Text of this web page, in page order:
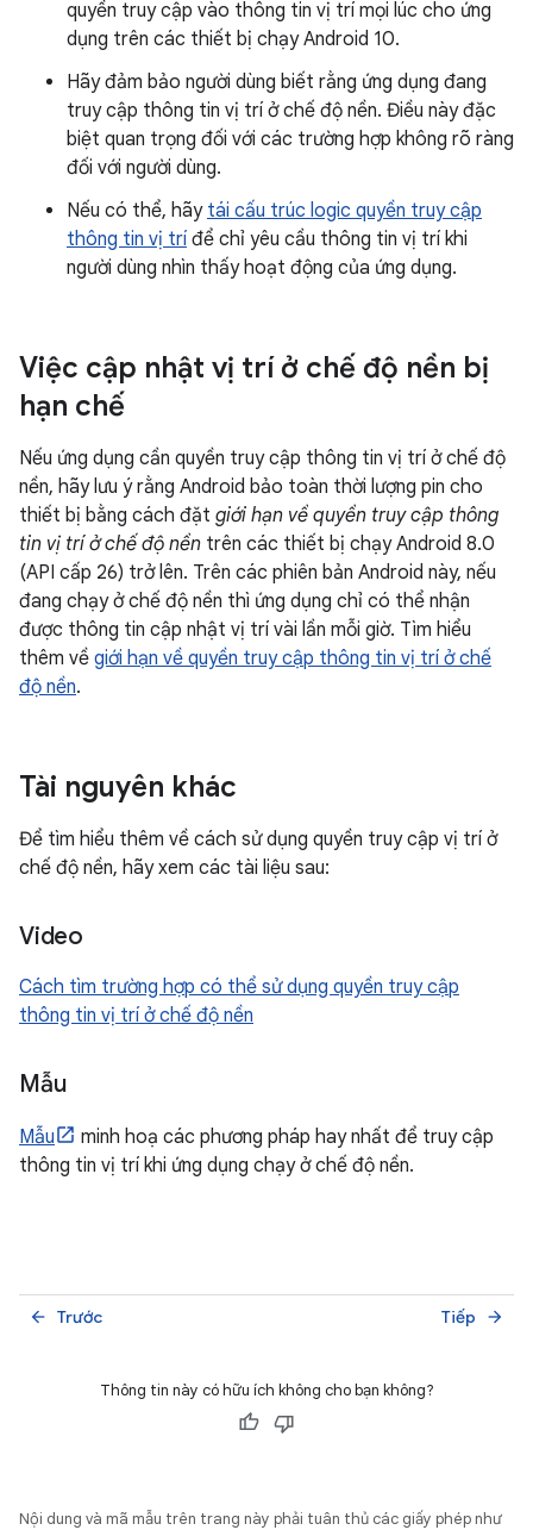
quyền truy cập vào thông tin vị trí mọi lúc cho ứng
dụng trên các thiết bị chạy Android 10.
Hãy đảm bảo người dùng biết rằng ứng dụng đang
truy cập thông tin vị trí ở chế độ nền. Điều này đặc
biệt quan trọng đối với các trường hợp không rõ ràng
đối với người dùng.
Nếu có thể, hãy tái cấu trúc logic quyền truy cập
thông tin vị trí để chỉ yêu cầu thông tin vị trí khi
người dùng nhìn thấy hoạt động của ứng dụng.
Việc cập nhật vị trí ở chế độ nền bị
hạn chế
Nếu ứng dụng cần quyền truy cập thông tin vị trí ở chế độ
nền, hãy lưu ý rằng Android bảo toàn thời lượng pin cho
thiết bị bằng cách đặt giới hạn về quyền truy cập thông
tin vị trí ở chế độ nền trên các thiết bị chạy Android 8.0
(API cấp 26) trở lên. Trên các phiên bản Android này, nếu
đang chạy ở chế độ nền thì ứng dụng chỉ có thể nhận
được thông tin cập nhật vị trí vài lần mỗi giờ. Tìm hiểu
thêm về giới hạn về quyền truy cập thông tin vị trí ở chế
độ nền.
Tài nguyên khác
Để tìm hiểu thêm về cách sử dụng quyền truy cập vị trí ở
chế độ nền, hãy xem các tài liệu sau:
Video
Cách tìm trường hợp có thể sử dụng quyền truy cập
thông tin vị trí ở chế độ nền
Mẫu
Mẫu
minh hoạ các phương pháp hay nhất để truy cập
thông tin vị trí khi ứng dụng chạy ở chế độ nền.
Trước
arrow_back Tiếp arrow_forward
Thông tin này có hữu ích không cho bạn không?
Nội dung và mã mẫu trên trang này phải tuân thủ các giấy phép như